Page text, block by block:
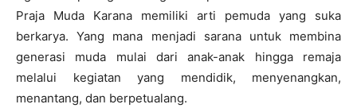
Praja Muda Karana memiliki arti pemuda yang suka
berkarya. Yang mana menjadi sarana untuk membina
generasi muda mulai dari anak-anak hingga remaja
melalui kegiatan yang mendidik, menyenangkan,
menantang, dan berpetualang.